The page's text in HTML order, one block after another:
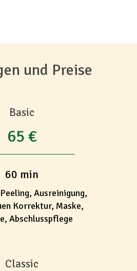
und Preise
Basic
65 €
60 min
Ausreinigung,
Korrektur, Maske,
Abschlusspflege
Classic